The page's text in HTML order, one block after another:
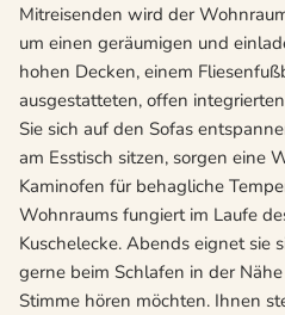
Mitreisenden wird der
um einen geräumigen und
hohen Decken, einem
ausgestatteten, offen
Sie sich auf den Sofas
am Esstisch sitzen, sorgen eine
Kaminofen für behagliche
Wohnraums fungiert im Laufe
Kuschelecke. Abends eignet sie
gerne beim Schlafen in der
Stimme hören möchten. Ihnen